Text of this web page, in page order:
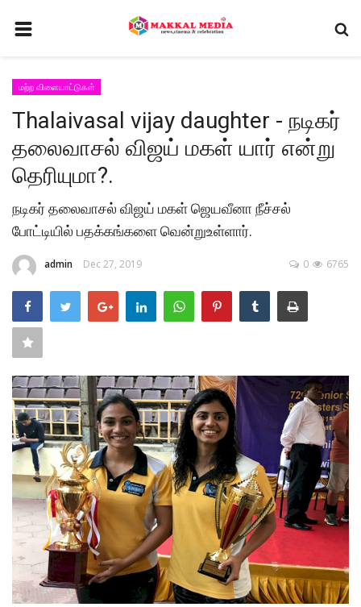
CONTACT
சினிமா
GALLERY
செய்திகள்
டிவி
வீடியோ
வர்த்தகம்
PRIVACY POLICY
MUSIC DIRECTORS
ஜோதிடம்
CONTACT
கல்வி
ஆன்மிகம்
சமையல்
விளையாட்டு
தமிழ் பாடல் வரிகள்
மற்ற விளையாட்டுகள்
Thalaivasal vijay daughter - நடிகர்
தலைவாசல் விஜய் மகள் யார் என்று
தெரியுமா?.
நடிகர் தலைவாசல் விஜய் மகள் ஜெயவீனா நீச்சல்
போட்டியில் பதக்கங்களை வென்றுஉள்ளார்.
admin Dec 27, 2019 6765
0